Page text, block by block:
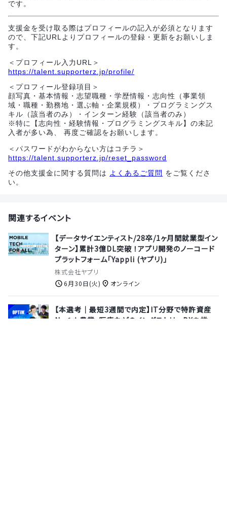
です。
支援金を受け取る際はプロフィールの記入が必須となります
ので、下記URLよりプロフィールの登録・更新をお願いしま
す。
＜プロフィール入力URL＞
https://talent.supporterz.jp/profile/
＜プロフィール登録項目＞
顔写真・基本情報・志望職種・学歴情報・志向性（事業領
域・職種・勤務地・選ぶ軸・企業規模）・プログラミングス
キル（該当者のみ）・インターン経験（該当者のみ）
※特に【志向性・経験情報・プログラミングスキル】の未記
入者が多い為、 再度ご確認をお願いします。
＜パスワードがわからない方はコチラ＞
https://talent.supporterz.jp/reset_password
その他支援金に関する質問は よくあるご質問 をご覧くださ
い。
関連するイベント
【データサイエンティスト/28卒/1ヶ月間就業型イン
ターン】累計3億DL突破 ！アプリ開発のノーコード
プラットフォーム「Yappli (ヤプリ)」
株式会社ヤプリ
6月30日(火)
オンライン
【本選考｜最短3週間で内定】IT分野で特許資産
No.1★農業・医療などのインダストリーDXを推